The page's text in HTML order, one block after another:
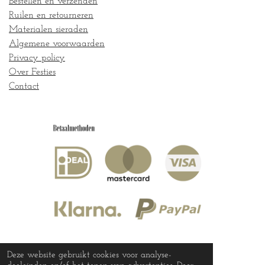
Deze website gebruikt cookies voor analyse-
Ruilen en retourneren
Materialen sieraden
Algemene voorwaarden
Privacy policy
Over Festies
Contact